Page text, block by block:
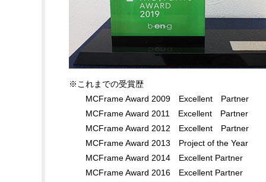
※これまでの受賞歴
MCFrame Award 2009 Excellent Partner
MCFrame Award 2011 Excellent Partner
MCFrame Award 2012 Excellent Partner
MCFrame Award 2013 Project of the Year
MCFrame Award 2014 Excellent Partner
MCFrame Award 2016 Excellent Partner